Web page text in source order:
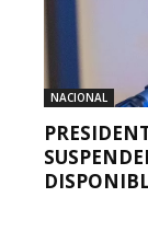
NACIONAL